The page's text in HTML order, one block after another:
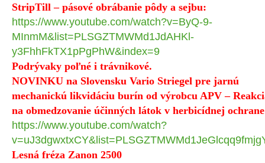
StripTill – pásové obrábanie pôdy a sejbu:
https://www.youtube.com/watch?v=ByQ-9-
MInmM&list=PLSGZTMWMd1JdAHKl-
y3FhhFkTX1pPgPhW&index=9
Podrývaky poľné i trávnikové.
NOVINKU na Slovensku Vario Striegel pre jarnú
mechanickú likvidáciu burín od výrobcu APV –
na obmedzovanie účinných látok v herbicídnej ochrane
https://www.youtube.com/watch?
Lesná fréza Zanon 2500